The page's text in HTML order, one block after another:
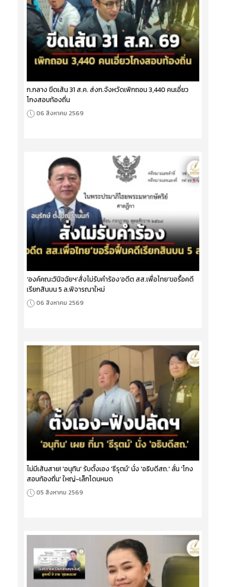
ก.กลาง ขีดเส้น 31 ส.ค. ส่งก.จังหวัดเพิกถอน 3,440 คนเอี่ยว
โกงสอบท้องถิ่น
06 สิงหาคม 2569
‘องค์คณะวินิจฉัยฯ’สั่งไม่รับคำร้อง‘อดีต สส.เพื่อไทย’ขอรื้อคดี
เรียกสินบน 5 ล.พิจารณาใหม่
06 สิงหาคม 2569
ไม่มีเส้นสาย! 'อนุทิน' รับตั้งเอง 'ธีรุตม์' นั่ง 'อธิบดีสถ.' ลั่น 'โกง
สอบท้องถิ่น' ใหญ่-เล็กโดนหมด
05 สิงหาคม 2569